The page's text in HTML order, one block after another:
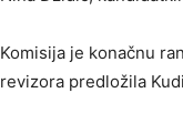
Komisija je konačnu
revizora predložila